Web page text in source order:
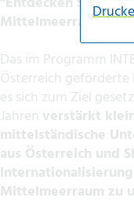
Mittelmeerraum!"
Das im Programm
Österreich geförderte
es sich zum Ziel
Jahren verstärkt
mittelständische
aus Österreich und
Mittelmeerraum zu